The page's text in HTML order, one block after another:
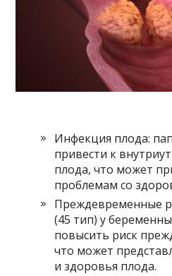
Инфекция плода:
привести к
плода, что может
проблемам со
Преждевременные
(45 тип) у
повысить риск
что может
и здоровья плода.